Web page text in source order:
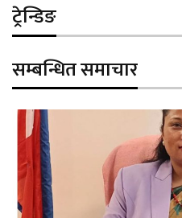
ट्रेन्डिङ
सम्बन्धित समाचार